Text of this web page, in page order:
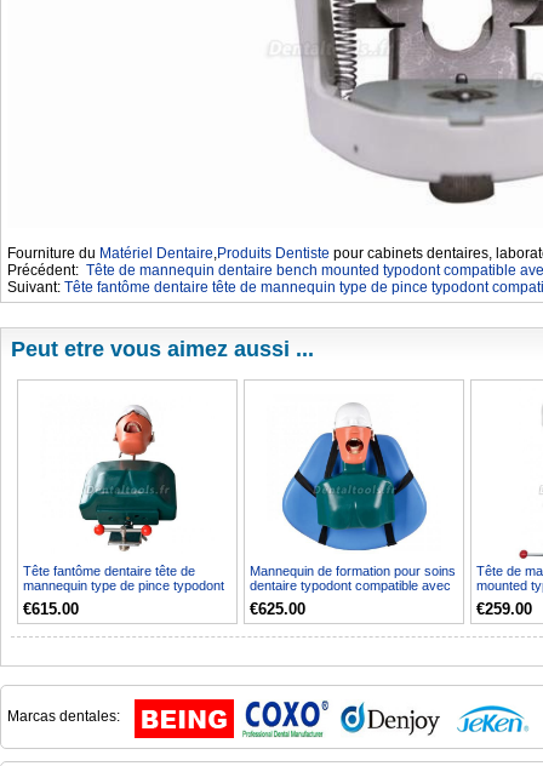
Fourniture du Matériel Dentaire,Produits Dentiste pour cabinets dentaires,
Précédent: Tête de mannequin dentaire bench mounted typodont compatible
Suivant: Tête fantôme dentaire tête de mannequin type de pince typodont
Peut etre vous aimez aussi ...
Tête fantôme dentaire tête de
mannequin type de pince typodont
compatible avec N...
€615.00
Mannequin de formation pour soins
dentaire typodont compatible avec
Nissin Kilgo...
€625.00
Tête de
mounted
Nissin
€259.00
Marcas dentales: